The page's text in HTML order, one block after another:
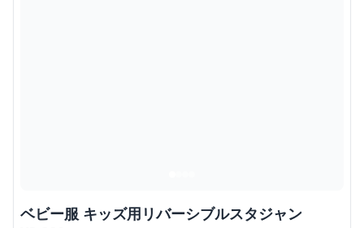
ベビー服 キッズ用リバーシブルスタジャン